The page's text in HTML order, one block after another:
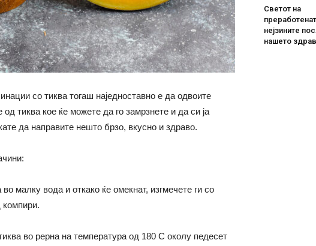
со тиква тогаш наједноставно е да одвоите
тиква кое ќе можете да го замрзнете и да си ја
да направите нешто брзо, вкусно и здраво.
малку вода и откако ќе омекнат, изгмечете ги со
компири.
во рерна на температура од 180 С околу педесет
Светот на
нејзините
нашето